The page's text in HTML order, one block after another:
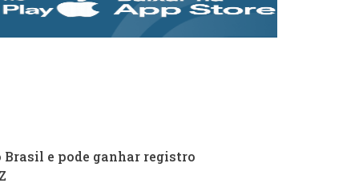
rastreabilidade e
rigor técnico para
Brasil e pode ganhar registro